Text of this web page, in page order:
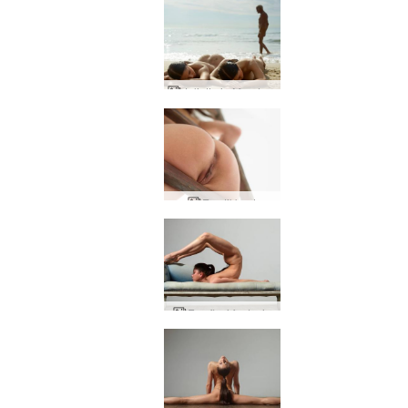
Julietta ja Magdalena auringossa
Eva tikkaat
Eva flexi fantasia